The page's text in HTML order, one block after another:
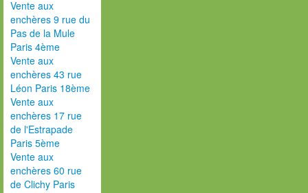
Vente aux
enchères 9 rue du
Pas de la Mule
Paris 4ème
Vente aux
enchères 43 rue
Léon Paris 18ème
Vente aux
enchères 17 rue
de l'Estrapade
Paris 5ème
Vente aux
enchères 60 rue
de Clichy Paris